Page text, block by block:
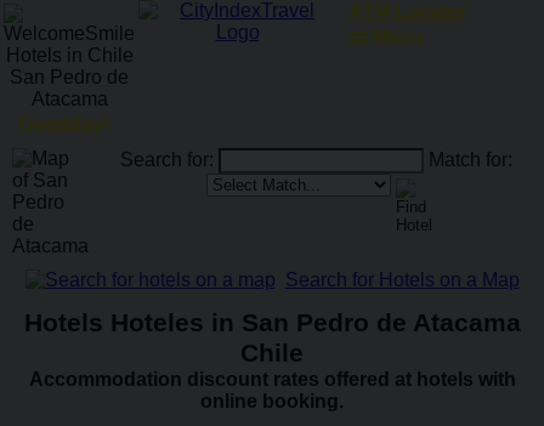
Goodday!
RailRoadFocus
Search for: Match for:
Search for Hotels on a Map
Hotels Hoteles in San Pedro de Atacama
Chile
Accommodation discount rates offered at hotels with
online booking.
Menu